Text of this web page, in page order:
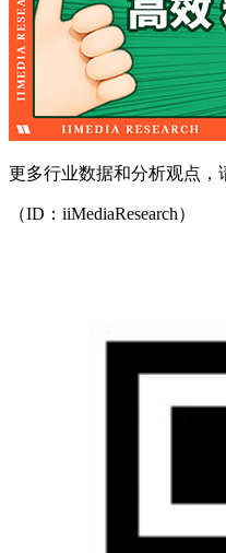
更多行业数据和分析观点
（ID：iiMediaResearch）